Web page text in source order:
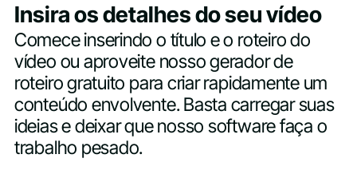
Insira os detalhes do seu vídeo
Comece inserindo o título e o roteiro do
vídeo ou aproveite nosso gerador de
roteiro gratuito para criar rapidamente um
conteúdo envolvente. Basta carregar suas
ideias e deixar que nosso software faça o
trabalho pesado.